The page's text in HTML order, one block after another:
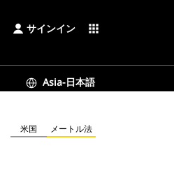
サインイン apps
Asia-日本語
米国 メートル法